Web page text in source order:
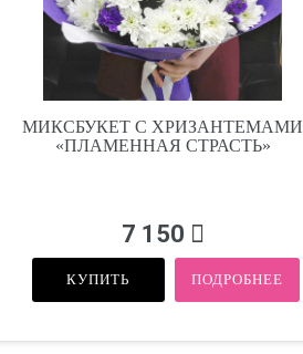
МИКСБУКЕТ С ХРИЗАНТЕМАМИ
«ПЛАМЕННАЯ СТРАСТЬ»
7 150
КУПИТЬ ПОДРОБНЕЕ